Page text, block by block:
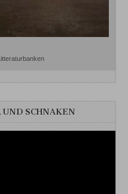
UND SCHNAKEN